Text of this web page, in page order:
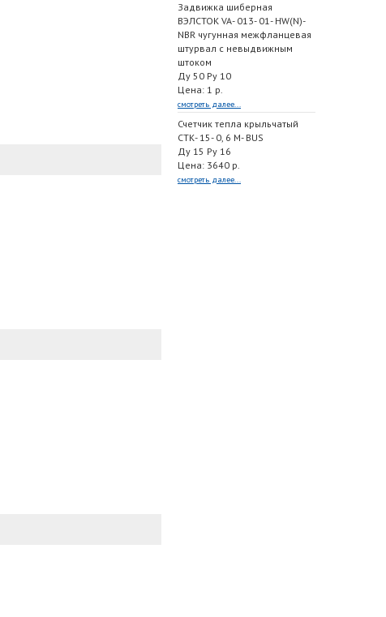
Задвижка шиберная
ВЭЛСТОК VA- 013- 01- HW(N)-
NBR чугунная межфланцевая
штурвал с невыдвижным
штоком
Ду 50 Ру 10
Цена: 1 р.
смотреть далее...
Счетчик тепла крыльчатый
СТК- 15- 0, 6 M- BUS
Ду 15 Ру 16
Цена: 3640 р.
смотреть далее...